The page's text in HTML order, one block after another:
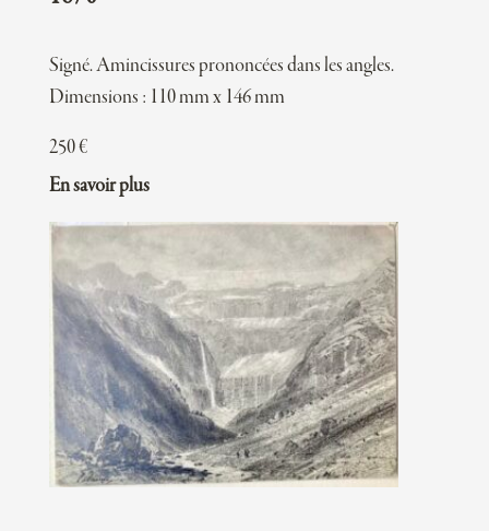
Signé. Amincissures prononcées dans les angles.
Dimensions : 110 mm x 146 mm
250€
En savoir plus